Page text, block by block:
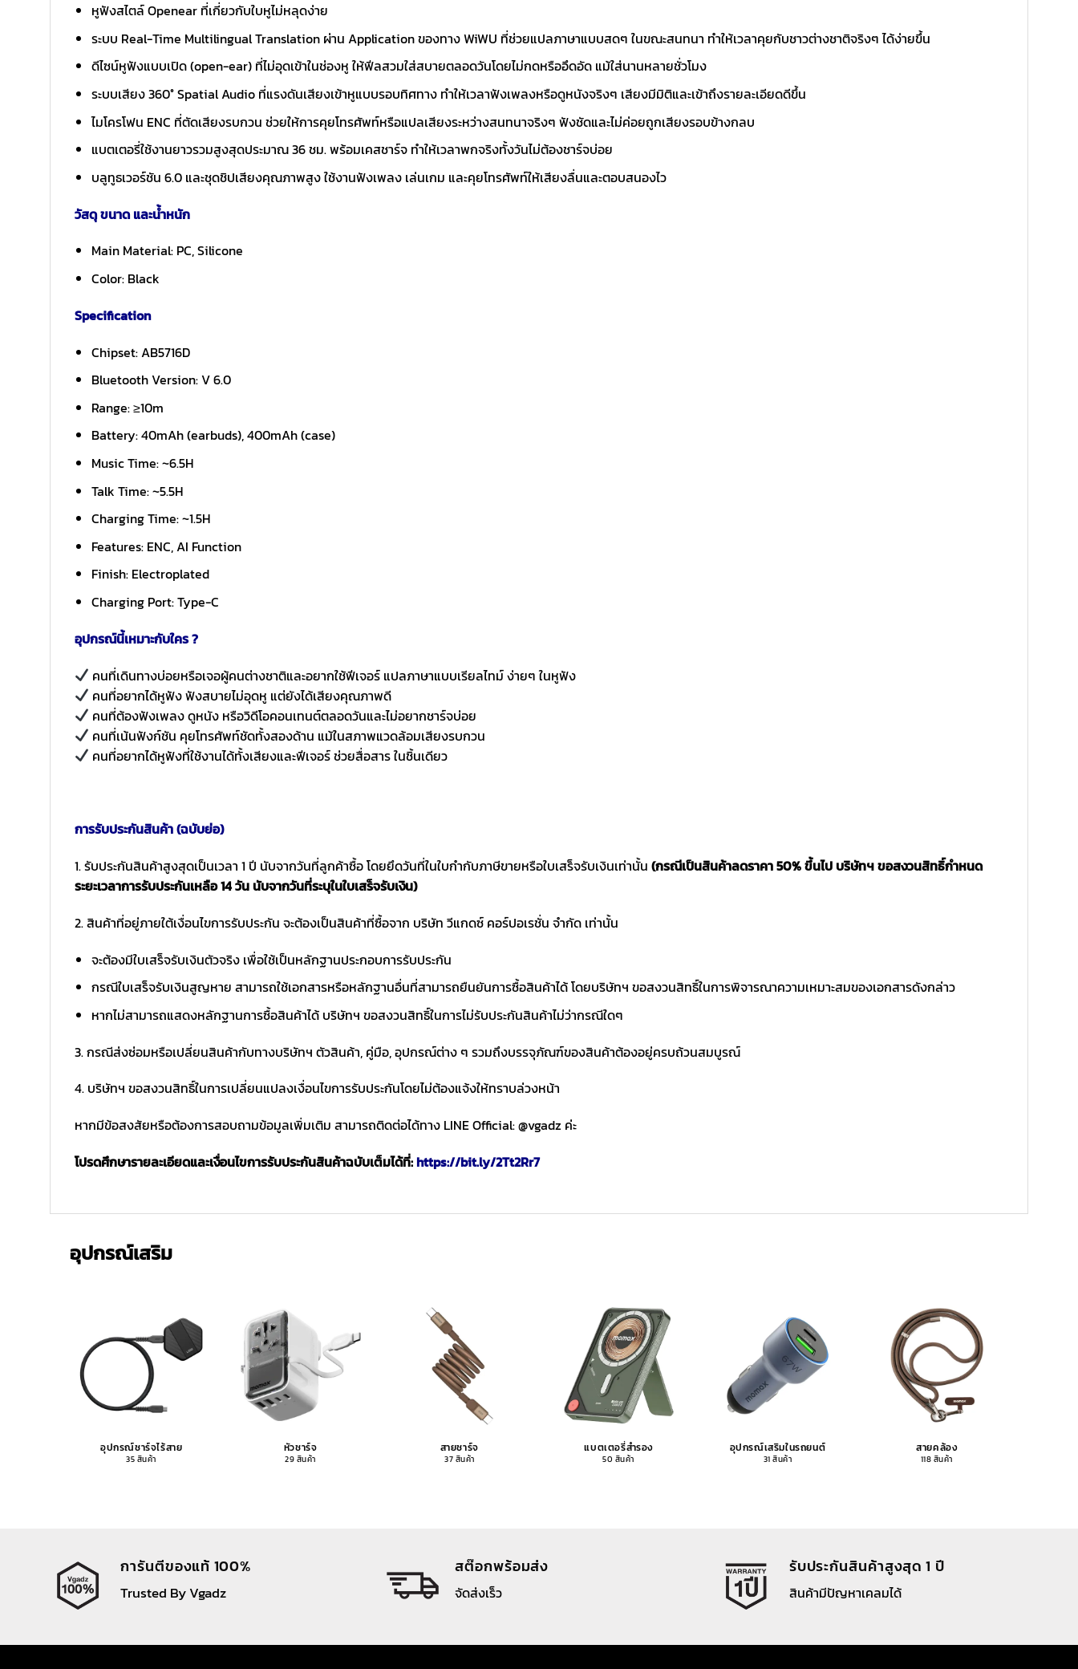
หูฟังสไตล์ Openear ที่เกี่ยวกับใบหูไม่หลุดง่าย
ระบบ Real-Time Multilingual Translation ผ่าน Application ของทาง WiWU ที่ช่วยแปลภาษาแบบสดๆ ในขณะสนทนา ทำให้เวลาคุยกับชาวต่างชาติจริงๆ ได้ง่ายขึ้น
ดีไซน์หูฟังแบบเปิด (open-ear) ที่ไม่อุดเข้าในช่องหู ให้ฟีลสวมใส่สบายตลอดวันโดยไม่กดหรืออึดอัด แม้ใส่นานหลายชั่วโมง
ระบบเสียง 360° Spatial Audio ที่แรงดันเสียงเข้าหูแบบรอบทิศทาง ทำให้เวลาฟังเพลงหรือดูหนังจริงๆ เสียงมีมิติและเข้าถึงรายละเอียดดีขึ้น
ไมโครโฟน ENC ที่ตัดเสียงรบกวน ช่วยให้การคุยโทรศัพท์หรือแปลเสียงระหว่างสนทนาจริงๆ ฟังชัดและไม่ค่อยถูกเสียงรอบข้างกลบ
แบตเตอรี่ใช้งานยาวรวมสูงสุดประมาณ 36 ชม. พร้อมเคสชาร์จ ทำให้เวลาพกจริงทั้งวันไม่ต้องชาร์จบ่อย
บลูทูธเวอร์ชัน 6.0 และชุดชิปเสียงคุณภาพสูง ใช้งานฟังเพลง เล่นเกม และคุยโทรศัพท์ให้เสียงลื่นและตอบสนองไว
วัสดุ ขนาด และน้ำหนัก
Main Material: PC, Silicone
Color: Black
Specification
Chipset: AB5716D
Bluetooth Version: V 6.0
Range: ≥10m
Battery: 40mAh (earbuds), 400mAh (case)
Music Time: ~6.5H
Talk Time: ~5.5H
Charging Time: ~1.5H
Features: ENC, AI Function
Finish: Electroplated
Charging Port: Type-C
อุปกรณ์นี้เหมาะกับใคร ?
คนที่เดินทางบ่อยหรือเจอผู้คนต่างชาติและอยากใช้ฟีเจอร์ แปลภาษาแบบเรียลไทม์ ง่ายๆ ในหูฟัง
คนที่อยากได้หูฟัง ฟังสบายไม่อุดหู แต่ยังได้เสียงคุณภาพดี
คนที่ต้องฟังเพลง ดูหนัง หรือวิดีโอคอนเทนต์ตลอดวันและไม่อยากชาร์จบ่อย
คนที่เน้นฟังก์ชัน คุยโทรศัพท์ชัดทั้งสองด้าน แม้ในสภาพแวดล้อมเสียงรบกวน
คนที่อยากได้หูฟังที่ใช้งานได้ทั้งเสียงและฟีเจอร์ ช่วยสื่อสาร ในชิ้นเดียว
การรับประกันสินค้า (ฉบับย่อ)
1. รับประกันสินค้าสูงสุดเป็นเวลา 1 ปี นับจากวันที่ลูกค้าซื้อ โดยยึดวันที่ในใบกำกับภาษีขายหรือใบเสร็จรับเงินเท่านั้น (กรณีเป็นสินค้าลดราคา 50% ขึ้นไป บริษัทฯ ขอสงวนสิทธิ์กำหนด
ระยะเวลาการรับประกันเหลือ 14 วัน นับจากวันที่ระบุในใบเสร็จรับเงิน)
2. สินค้าที่อยู่ภายใต้เงื่อนไขการรับประกัน จะต้องเป็นสินค้าที่ซื้อจาก บริษัท วีแกดซ์ คอร์ปอเรชั่น จำกัด เท่านั้น
จะต้องมีใบเสร็จรับเงินตัวจริง เพื่อใช้เป็นหลักฐานประกอบการรับประกัน
กรณีใบเสร็จรับเงินสูญหาย สามารถใช้เอกสารหรือหลักฐานอื่นที่สามารถยืนยันการซื้อสินค้าได้ โดยบริษัทฯ ขอสงวนสิทธิ์ในการพิจารณาความเหมาะสมของเอกสารดังกล่าว
หากไม่สามารถแสดงหลักฐานการซื้อสินค้าได้ บริษัทฯ ขอสงวนสิทธิ์ในการไม่รับประกันสินค้าไม่ว่ากรณีใดๆ
3. กรณีส่งซ่อมหรือเปลี่ยนสินค้ากับทางบริษัทฯ ตัวสินค้า, คู่มือ, อุปกรณ์ต่าง ๆ รวมถึงบรรจุภัณฑ์ของสินค้าต้องอยู่ครบถ้วนสมบูรณ์
4. บริษัทฯ ขอสงวนสิทธิ์ในการเปลี่ยนแปลงเงื่อนไขการรับประกันโดยไม่ต้องแจ้งให้ทราบล่วงหน้า
หากมีข้อสงสัยหรือต้องการสอบถามข้อมูลเพิ่มเติม สามารถติดต่อได้ทาง LINE Official: @vgadz ค่ะ
โปรดศึกษารายละเอียดและเงื่อนไขการรับประกันสินค้าฉบับเต็มได้ที่:https://bit.ly/2Tt2Rr7
อุปกรณ์เสริม
อุปกรณ์ชาร์จไร้สาย
35 สินค้า
หัวชาร์จ
29 สินค้า
สายชาร์จ
37 สินค้า
แบตเตอรี่สำรอง
50 สินค้า
อุปกรณ์เสริมในรถยนต์
31 สินค้า
สายคล้อง
118 สินค้า
การันตีของแท้ 100%
Trusted By Vgadz
สต๊อกพร้อมส่ง
จัดส่งเร็ว
รับประกันสินค้าสูงสุด 1 ปี
สินค้ามีปัญหาเคลมได้